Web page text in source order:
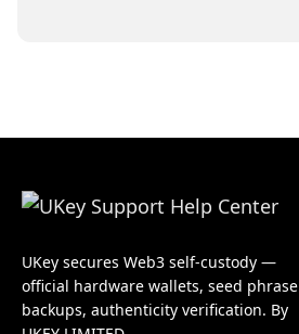
UKey secures Web3 self-custody —
official hardware wallets, seed phrase
backups, authenticity verification. By